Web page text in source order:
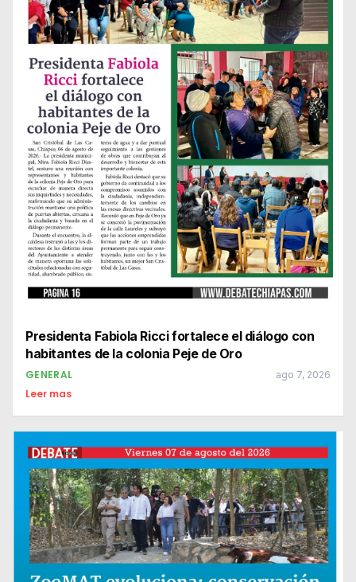
Presidenta Fabiola Ricci fortalece el diálogo con
habitantes de la colonia Peje de Oro
GENERAL ago 7, 2026
Leer mas